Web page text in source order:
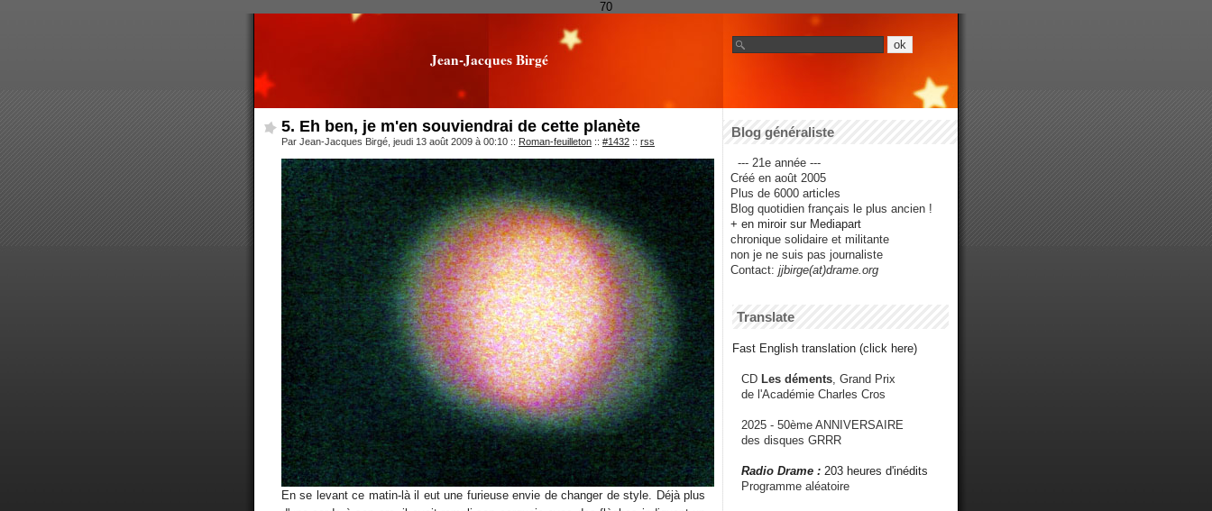
70
Jean-Jacques Birgé
5. Eh ben, je m'en souviendrai de cette planète
Par Jean-Jacques Birgé, jeudi 13 août 2009 à 00:10 :: Roman-feuilleton :: #1432 :: rss
En se levant ce matin-là il eut une furieuse envie de changer de style. Déjà plus
Blog généraliste
--- 21e année ---
Créé en août 2005
Plus de 6000 articles
Blog quotidien français le plus ancien !
+ en miroir sur Mediapart
chronique solidaire et militante
non je ne suis pas journaliste
Contact: jjbirge(at)drame.org
Translate
Fast English translation (click here)
CD Les déments , Grand Prix
de l'Académie Charles Cros
2025 - 50ème ANNIVERSAIRE
des disques GRRR
Radio Drame : 203 heures d'inédits
Programme aléatoire